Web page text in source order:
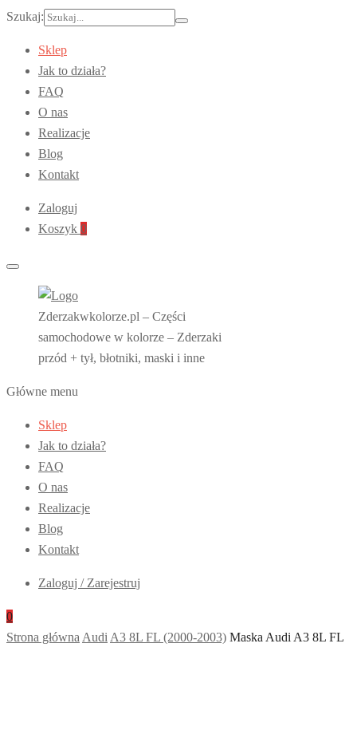
Szukaj:
Sklep
Jak to działa?
FAQ
O nas
Realizacje
Blog
Kontakt
Zaloguj
Koszyk 0
Zderzakwkolorze.pl – Części
samochodowe w kolorze – Zderzaki
przód + tył, błotniki, maski i inne
Główne menu
Sklep
Jak to działa?
FAQ
O nas
Realizacje
Blog
Kontakt
Zaloguj / Zarejestruj
0
Strona główna Audi A3 8L FL (2000-2003) Maska Audi A3 8L FL